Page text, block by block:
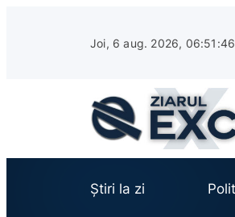
Joi, 6 aug. 2026, 06:51:47
Știri la zi